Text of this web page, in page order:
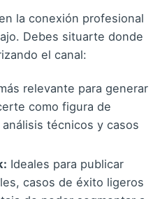
la conexión profesional
Debes situarte donde
el canal:
relevante para generar
como figura de
técnicos y casos
Ideales para publicar
casos de éxito ligeros